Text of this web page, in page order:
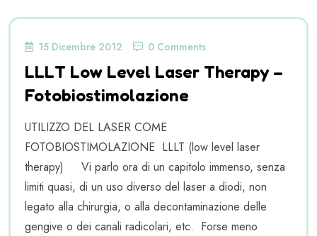
15 Dicembre 2012 0 Comments
LLLT Low Level Laser Therapy –
Fotobiostimolazione
UTILIZZO DEL LASER COME
FOTOBIOSTIMOLAZIONE LLLT (low level laser
therapy) Vi parlo ora di un capitolo immenso, senza
limiti quasi, di un uso diverso del laser a diodi, non
legato alla chirurgia, o alla decontaminazione delle
gengive o dei canali radicolari, etc. Forse meno